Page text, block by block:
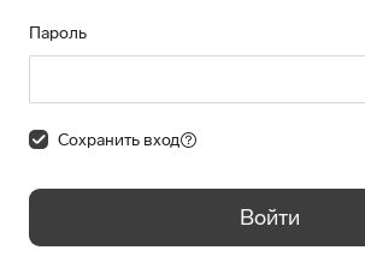
Пароль
Сохранить вход
Войти